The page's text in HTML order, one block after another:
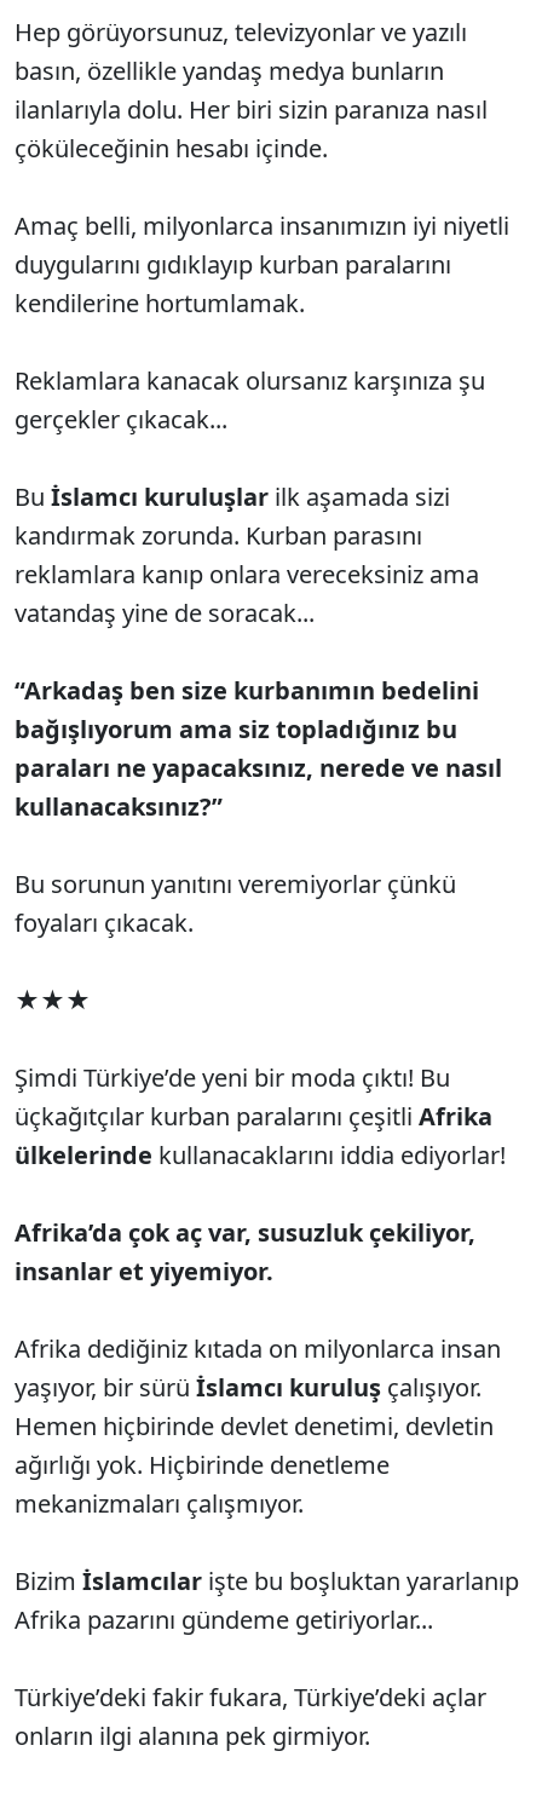
Hep görüyorsunuz, televizyonlar ve yazılı
basın, özellikle yandaş medya bunların
ilanlarıyla dolu. Her biri sizin paranıza nasıl
çöküleceğinin hesabı içinde.
Amaç belli, milyonlarca insanımızın iyi niyetli
duygularını gıdıklayıp kurban paralarını
kendilerine hortumlamak.
Reklamlara kanacak olursanız karşınıza şu
gerçekler çıkacak...
Bu İslamcı kuruluşlar ilk aşamada sizi
kandırmak zorunda. Kurban parasını
reklamlara kanıp onlara vereceksiniz ama
vatandaş yine de soracak...
“Arkadaş ben size kurbanımın bedelini
bağışlıyorum ama siz topladığınız bu
paraları ne yapacaksınız, nerede ve nasıl
kullanacaksınız?”
Bu sorunun yanıtını veremiyorlar çünkü
foyaları çıkacak.
★★★
Şimdi Türkiye’de yeni bir moda çıktı! Bu
üçkağıtçılar kurban paralarını çeşitli Afrika
ülkelerinde kullanacaklarını iddia ediyorlar!
Afrika’da çok aç var, susuzluk çekiliyor,
insanlar et yiyemiyor.
Afrika dediğiniz kıtada on milyonlarca insan
yaşıyor, bir sürü İslamcı kuruluş çalışıyor.
Hemen hiçbirinde devlet denetimi, devletin
ağırlığı yok. Hiçbirinde denetleme
mekanizmaları çalışmıyor.
Bizim İslamcılar işte bu boşluktan yararlanıp
Afrika pazarını gündeme getiriyorlar...
Türkiye’deki fakir fukara, Türkiye’deki açlar
onların ilgi alanına pek girmiyor.